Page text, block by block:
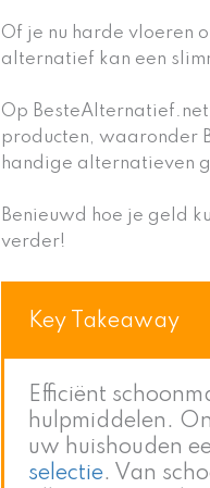
Of je nu harde vloeren
alternatief kan een
Op
producten, waaronder
handige alternatieven
Benieuwd hoe je geld
verder!
Key Takeaway
Efficiënt
hulpmiddelen.
uw huishouden
selectie. Van